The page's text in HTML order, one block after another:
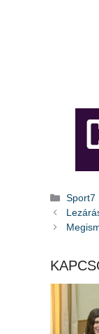
Sport7